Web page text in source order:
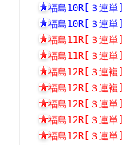
福島10R[３連
福島10R[３連
福島11R[３連
福島11R[３連
福島12R[３連
福島12R[３連
福島12R[３連
福島12R[３連
福島12R[３連